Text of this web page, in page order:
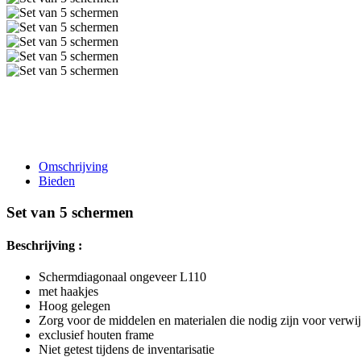
Omschrijving
Bieden
Set van 5 schermen
Beschrijving :
Schermdiagonaal ongeveer L110
met haakjes
Hoog gelegen
Zorg voor de middelen en materialen die nodig zijn voor
exclusief houten frame
Niet getest tijdens de inventarisatie